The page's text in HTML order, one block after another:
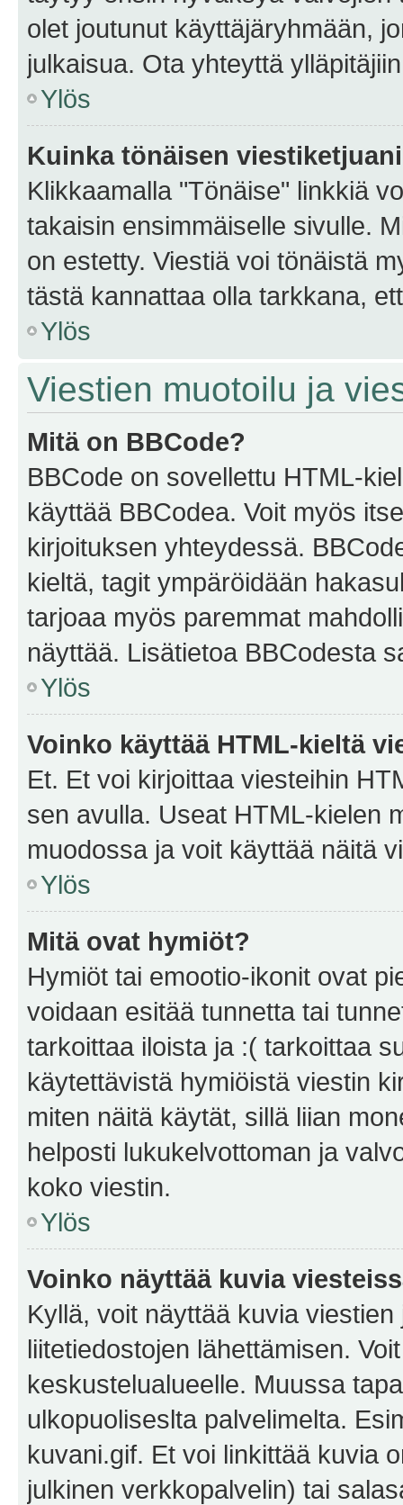
olet joutunut käyttäjäryhmään,
julkaisua. Ota yhteyttä
Ylös
Kuinka tönäisen
Klikkaamalla "Tönäise" linkkiä
takaisin ensimmäiselle sivulle.
on estetty. Viestiä voi tönäistä
tästä kannattaa olla tarkkana,
Ylös
Viestien muotoilu ja
Mitä on BBCode?
BBCode on sovellettu HTML-
käyttää BBCodea. Voit myös
kirjoituksen yhteydessä.
kieltä, tagit ympäröidään
tarjoaa myös paremmat
näyttää. Lisätietoa BBCodesta
Ylös
Voinko käyttää HTML-kieltä
Et. Et voi kirjoittaa viesteihin
sen avulla. Useat HTML-kielen
muodossa ja voit käyttää näitä
Ylös
Mitä ovat hymiöt?
Hymiöt tai emootio-ikonit ovat
voidaan esitää tunnetta tai
tarkoittaa iloista ja :( tarkoittaa
käytettävistä hymiöistä viestin
miten näitä käytät, sillä liian
helposti lukukelvottoman ja
koko viestin.
Ylös
Voinko näyttää kuvia
Kyllä, voit näyttää kuvia
liitetiedostojen lähettämisen.
keskustelualueelle. Muussa
ulkopuoliseslta palvelimelta.
kuvani.gif. Et voi linkittää kuvia
julkinen verkkopalvelin) tai